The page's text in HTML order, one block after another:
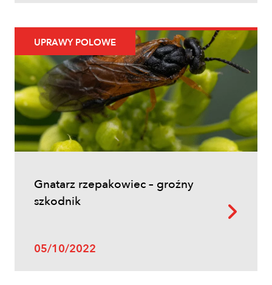
UPRAWY POLOWE
Gnatarz rzepakowiec – groźny
szkodnik
05/10/2022